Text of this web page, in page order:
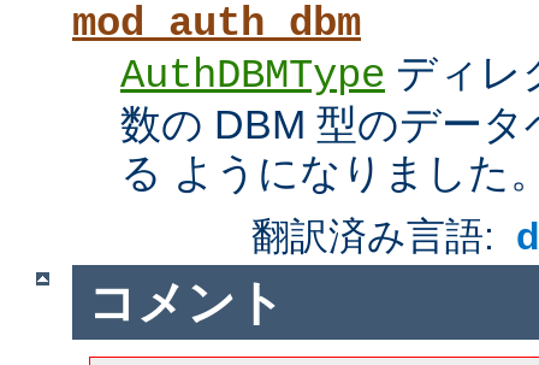
mod_auth_dbm
AuthDBMType ディレ
数の DBM 型のデー
る ようになりました
翻訳済み言語:
コメント